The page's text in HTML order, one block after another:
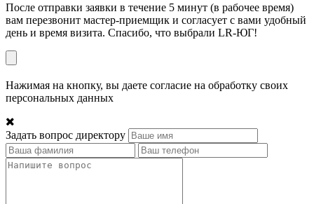
После отправки заявки в течение 5 минут (в рабочее время)
вам перезвонит мастер-приемщик и согласует с вами удобный
день и время визита. Спасибо, что выбрали LR-ЮГ!
Нажимая на кнопку, вы даете согласие на обработку своих
персональных данных
Задать вопрос директору